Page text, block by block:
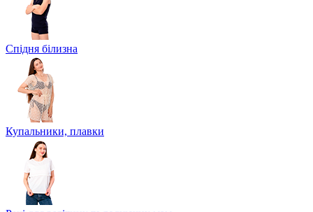
Спідня білизна
Купальники, плавки